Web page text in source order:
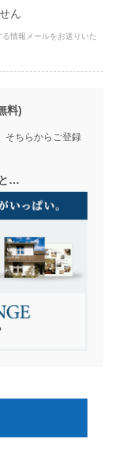
ん
情報メールをお送りいた
料)
そちらからご登録
…